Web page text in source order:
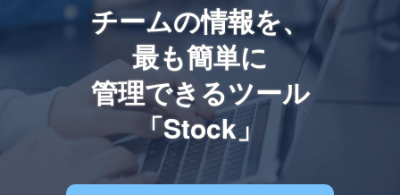
チームの情報を、
最も簡単に
管理できるツール
「Stock」